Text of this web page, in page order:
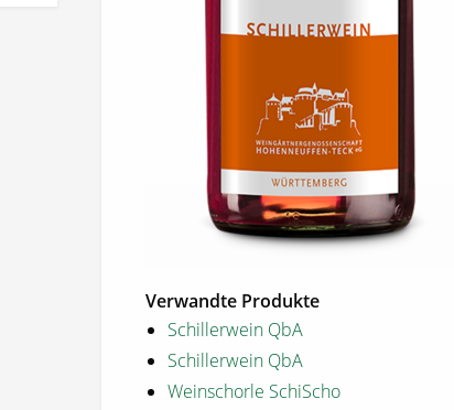
Verwandte Produkte
Schillerwein QbA
Schillerwein QbA
Weinschorle SchiScho